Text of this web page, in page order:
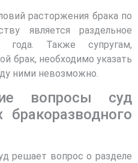
расторжения брака по
является раздельное
года. Также супругам,
брак, необходимо указать
ними невозможно.
вопросы суд
решает вопрос о разделе